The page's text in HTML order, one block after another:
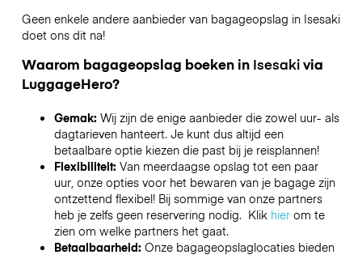
Geen enkele andere aanbieder van bagageopslag in Isesaki
doet ons dit na!
Waarom bagageopslag boeken in Isesakivia
LuggageHero?
Gemak: Wij zijn de enige aanbieder die zowel uur- als
dagtarieven hanteert. Je kunt dus altijd een
betaalbare optie kiezen die past bij je reisplannen!
Flexibiliteit: Van meerdaagse opslag tot een paar
uur, onze opties voor het bewaren van je bagage zijn
ontzettend flexibel! Bij sommige van onze partners
heb je zelfs geen reservering nodig. Klik hierom te
zien om welke partners het gaat.
Betaalbaarheid: Onze bagageopslaglocaties bieden